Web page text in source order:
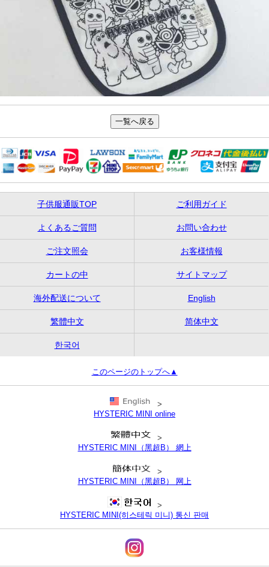
子供服通販TOP ご利用ガイド
よくあるご質問 お問い合わせ
ご注文照会 お客様情報
カートの中 サイトマップ
海外配送について English
繁體中文 简体中文
한국어
このページのトップへ▲
>
HYSTERIC MINI online
>
HYSTERIC MINI（黑超B） 網上
>
HYSTERIC MINI（黑超B） 网上
>
HYSTERIC MINI(히스테릭 미니) 통신 판매